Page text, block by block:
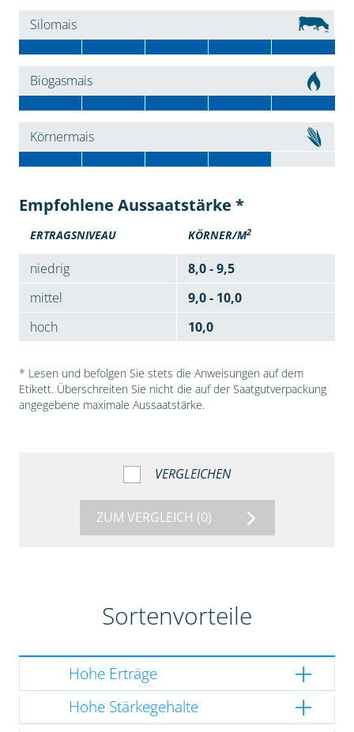
Silomais
Biogasmais
Körnermais
Empfohlene Aussaatstärke *
ERTRAGSNIVEAU KÖRNER/M2
niedrig
8,0 - 9,5
mittel
9,0 - 10,0
hoch
10,0
* Lesen und befolgen Sie stets die Anweisungen auf dem
Etikett. Überschreiten Sie nicht die auf der Saatgutverpackung
angegebene maximale Aussaatstärke.
VERGLEICHEN
ZUM VERGLEICH (0)
Sortenvorteile
Hohe Erträge
Hohe Stärkegehalte